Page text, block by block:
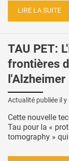
LIRE LA SUITE
TAU PET:
frontières
l'Alzheimer
Actualité publiée il y
Cette nouvelle
Tau pour la «
tomography » qui